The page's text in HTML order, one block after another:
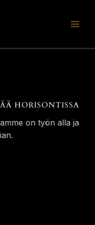
HORISONTISSA
on työn alla ja